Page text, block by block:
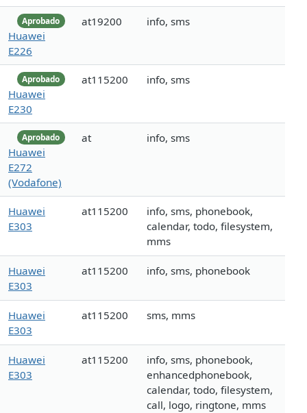
Aprobado
Huawei
E226
at19200 info, sms
Aprobado
Huawei
E230
at115200 info, sms
Aprobado
Huawei
E272
(Vodafone)
at info, sms
Huawei
E303
at115200
info, sms, phonebook,
calendar, todo, filesystem,
mms
Huawei
E303
at115200 info, sms, phonebook
Huawei
E303
at115200 sms, mms
Huawei
E303
at115200
info, sms, phonebook,
enhancedphonebook,
calendar, todo, filesystem,
call, logo, ringtone, mms